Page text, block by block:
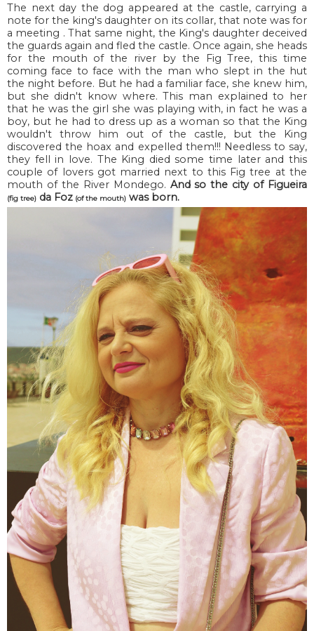
The next day the dog appeared at the castle, carrying a
note for the king's daughter on its collar, that note was for
a meeting . That same night, the King's daughter deceived
the guards again and fled the castle. Once again, she heads
for the mouth of the river by the Fig Tree, this time
coming face to face with the man who slept in the hut
the night before. But he had a familiar face, she knew him,
but she didn't know where. This man explained to her
that he was the girl she was playing with, in fact he was a
boy, but he had to dress up as a woman so that the King
wouldn't throw him out of the castle, but the King
discovered the hoax and expelled them!!! Needless to say,
they fell in love. The King died some time later and this
couple of lovers got married next to this Fig tree at the
mouth of the River Mondego. And so the city of Figueira
(fig tree) da Foz (of the mouth) was born.